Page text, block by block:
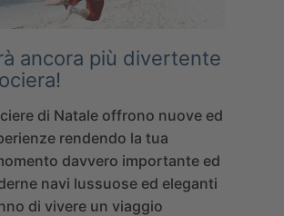
ancora più divertente
di Natale offrono nuove ed
rendendo la tua
davvero importante ed
navi lussuose ed eleganti
di vivere un viaggio